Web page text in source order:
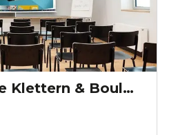
Heavens Gate Klettern & Bouldern Seminarraum